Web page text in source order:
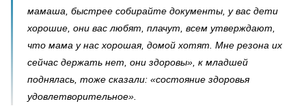
мамаша, быстрее собирайте документы, у вас дети
хорошие, они вас любят, плачут, всем утверждают,
что мама у нас хорошая, домой хотят. Мне резона их
сейчас держать нет, они здоровы», к младшей
поднялась, тоже сказали: «состояние здоровья
удовлетворительное».